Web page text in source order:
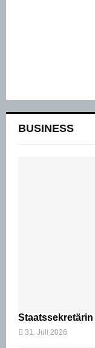
BUSINESS
31. Juli 2026